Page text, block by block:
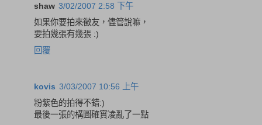
shaw 3/02/2007 2:58 下午
如果你要拍來徵友，儘管說嘛，
要拍幾張有幾張 :)
回覆
kovis 3/03/2007 10:56 上午
粉紫色的拍得不錯:)
最後一張的構圖確實凌亂了一點